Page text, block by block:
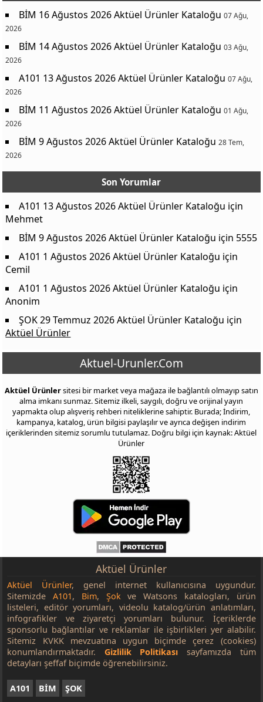
BİM 16 Ağustos 2026 Aktüel Ürünler Kataloğu 07 Ağu,
2026
BİM 14 Ağustos 2026 Aktüel Ürünler Kataloğu 03 Ağu,
2026
A101 13 Ağustos 2026 Aktüel Ürünler Kataloğu 07 Ağu,
2026
BİM 11 Ağustos 2026 Aktüel Ürünler Kataloğu 01 Ağu,
2026
BİM 9 Ağustos 2026 Aktüel Ürünler Kataloğu 28 Tem,
2026
Son Yorumlar
A101 13 Ağustos 2026 Aktüel Ürünler Kataloğu için
Mehmet
BİM 9 Ağustos 2026 Aktüel Ürünler Kataloğu için 5555
A101 1 Ağustos 2026 Aktüel Ürünler Kataloğu için
Cemil
A101 1 Ağustos 2026 Aktüel Ürünler Kataloğu için
Anonim
ŞOK 29 Temmuz 2026 Aktüel Ürünler Kataloğu için
Aktüel Ürünler
Aktuel-Urunler.Com
Aktüel Ürünlersitesi bir market veya mağaza ile bağlantılı olmayıp satın
alma imkanı sunmaz. Sitemiz ilkeli, saygılı, doğru ve orijinal yayın
yapmakta olup alışveriş rehberi niteliklerine sahiptir. Burada; İndirim,
kampanya, katalog, ürün bilgisi paylaşılır ve ayrıca değişen indirim
içeriklerinden sitemiz sorumlu tutulamaz. Doğru bilgi için kaynak: Aktüel
Ürünler
Aktüel Ürünler
Aktüel Ürünler, genel internet kullanıcısına uygundur.
SitemizdeA101, Bim, Şokve Watsons katalogları, ürün
listeleri, editör yorumları, videolu katalog/ürün anlatımları,
infografikler ve ziyaretçi yorumları bulunur. İçeriklerde
sponsorlu bağlantılar ve reklamlar ile işbirlikleri yer alabilir.
Sitemiz KVKK mevzuatına uygun biçimde çerez (cookies)
konumlandırmaktadır. Gizlilik Politikası sayfamızda tüm
detayları şeffaf biçimde öğrenebilirsiniz.
A101 BİM ŞOK